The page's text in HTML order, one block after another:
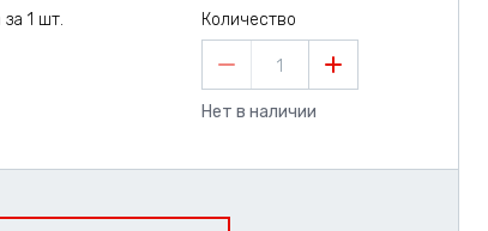
за 1 шт. Количество
1
Нет в наличии